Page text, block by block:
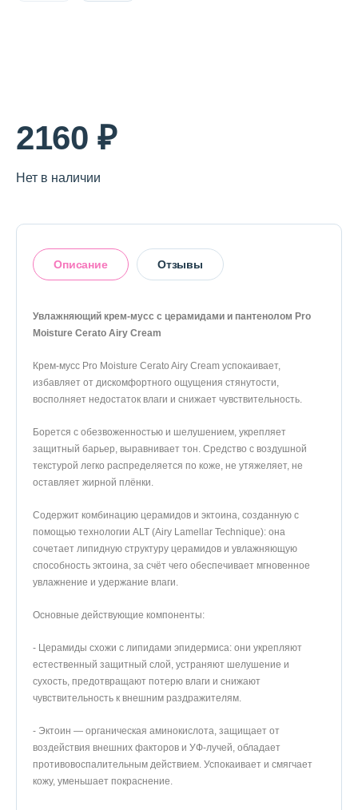
Доставка и оплата
Политика конфиденциальности
+7 (996) 962 69 66
2160 ₽
Нет в наличии
Описание Отзывы
Увлажняющий крем-мусс с церамидами и пантенолом Pro
Moisture Cerato Airy Cream
Крем-мусс Pro Moisture Cerato Airy Cream успокаивает,
избавляет от дискомфортного ощущения стянутости,
восполняет недостаток влаги и снижает чувствительность.
Борется с обезвоженностью и шелушением, укрепляет
защитный барьер, выравнивает тон. Средство с воздушной
текстурой легко распределяется по коже, не утяжеляет, не
оставляет жирной плёнки.
Содержит комбинацию церамидов и эктоина, созданную с
помощью технологии ALT (Airy Lamellar Technique): она
сочетает липидную структуру церамидов и увлажняющую
способность эктоина, за счёт чего обеспечивает мгновенное
увлажнение и удержание влаги.
Основные действующие компоненты:
- Церамиды схожи с липидами эпидермиса: они укрепляют
естественный защитный слой, устраняют шелушение и
сухость, предотвращают потерю влаги и снижают
чувствительность к внешним раздражителям.
- Эктоин — органическая аминокислота, защищает от
воздействия внешних факторов и УФ-лучей, обладает
противовоспалительным действием. Успокаивает и смягчает
кожу, уменьшает покраснение.